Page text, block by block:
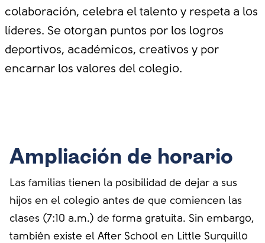
colaboración, celebra el talento y respeta a los
líderes. Se otorgan puntos por los logros
deportivos, académicos, creativos y por
encarnar los valores del colegio.
Ampliación de horario
Las familias tienen la posibilidad de dejar a sus
hijos en el colegio antes de que comiencen las
clases (7:10 a.m.) de forma gratuita. Sin embargo,
también existe el After School en Little Surquillo